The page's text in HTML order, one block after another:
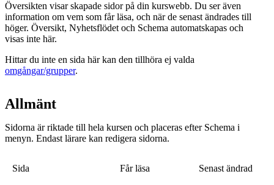
Översikten visar skapade sidor på din kurswebb. Du ser även
information om vem som får läsa, och när de senast ändrades till
höger. Översikt, Nyhetsflödet och Schema automatskapas och
visas inte här.
Hittar du inte en sida här kan den tillhöra ej valda
omgångar/grupper.
Allmänt
Sidorna är riktade till hela kursen och placeras efter Schema i
menyn. Endast lärare kan redigera sidorna.
Sida Får läsa Senast ändrad